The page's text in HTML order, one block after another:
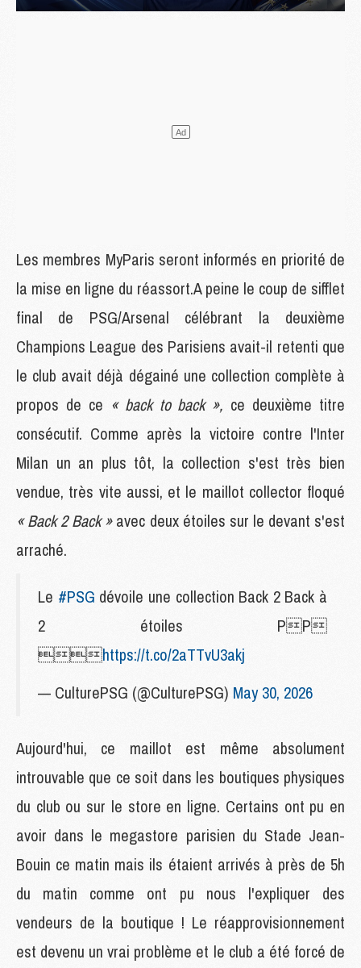
Les membres MyParis seront informés en priorité de
la mise en ligne du réassort.A peine le coup de sifflet
final de PSG/Arsenal célébrant la deuxième
Champions League des Parisiens avait-il retenti que
le club avait déjà dégainé une collection complète à
propos de ce « back to back », ce deuxième titre
consécutif. Comme après la victoire contre l'Inter
Milan un an plus tôt, la collection s'est très bien
vendue, très vite aussi, et le maillot collector floqué
« Back 2 Back »avec deux étoiles sur le devant s'est
arraché.
Le #PSG dévoile une collection Back 2 Back à
2 étoiles PP
https://t.co/2aTTvU3akj
— CulturePSG (@CulturePSG) May 30, 2026
Aujourd'hui, ce maillot est même absolument
introuvable que ce soit dans les boutiques physiques
du club ou sur le store en ligne. Certains ont pu en
avoir dans le megastore parisien du Stade Jean-
Bouin ce matin mais ils étaient arrivés à près de 5h
du matin comme ont pu nous l'expliquer des
vendeurs de la boutique ! Le réapprovisionnement
est devenu un vrai problème et le club a été forcé de